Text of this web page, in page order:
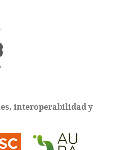
interoperabilidad y